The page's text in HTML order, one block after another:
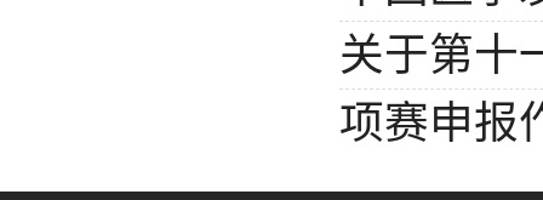
关于第十
项赛申报